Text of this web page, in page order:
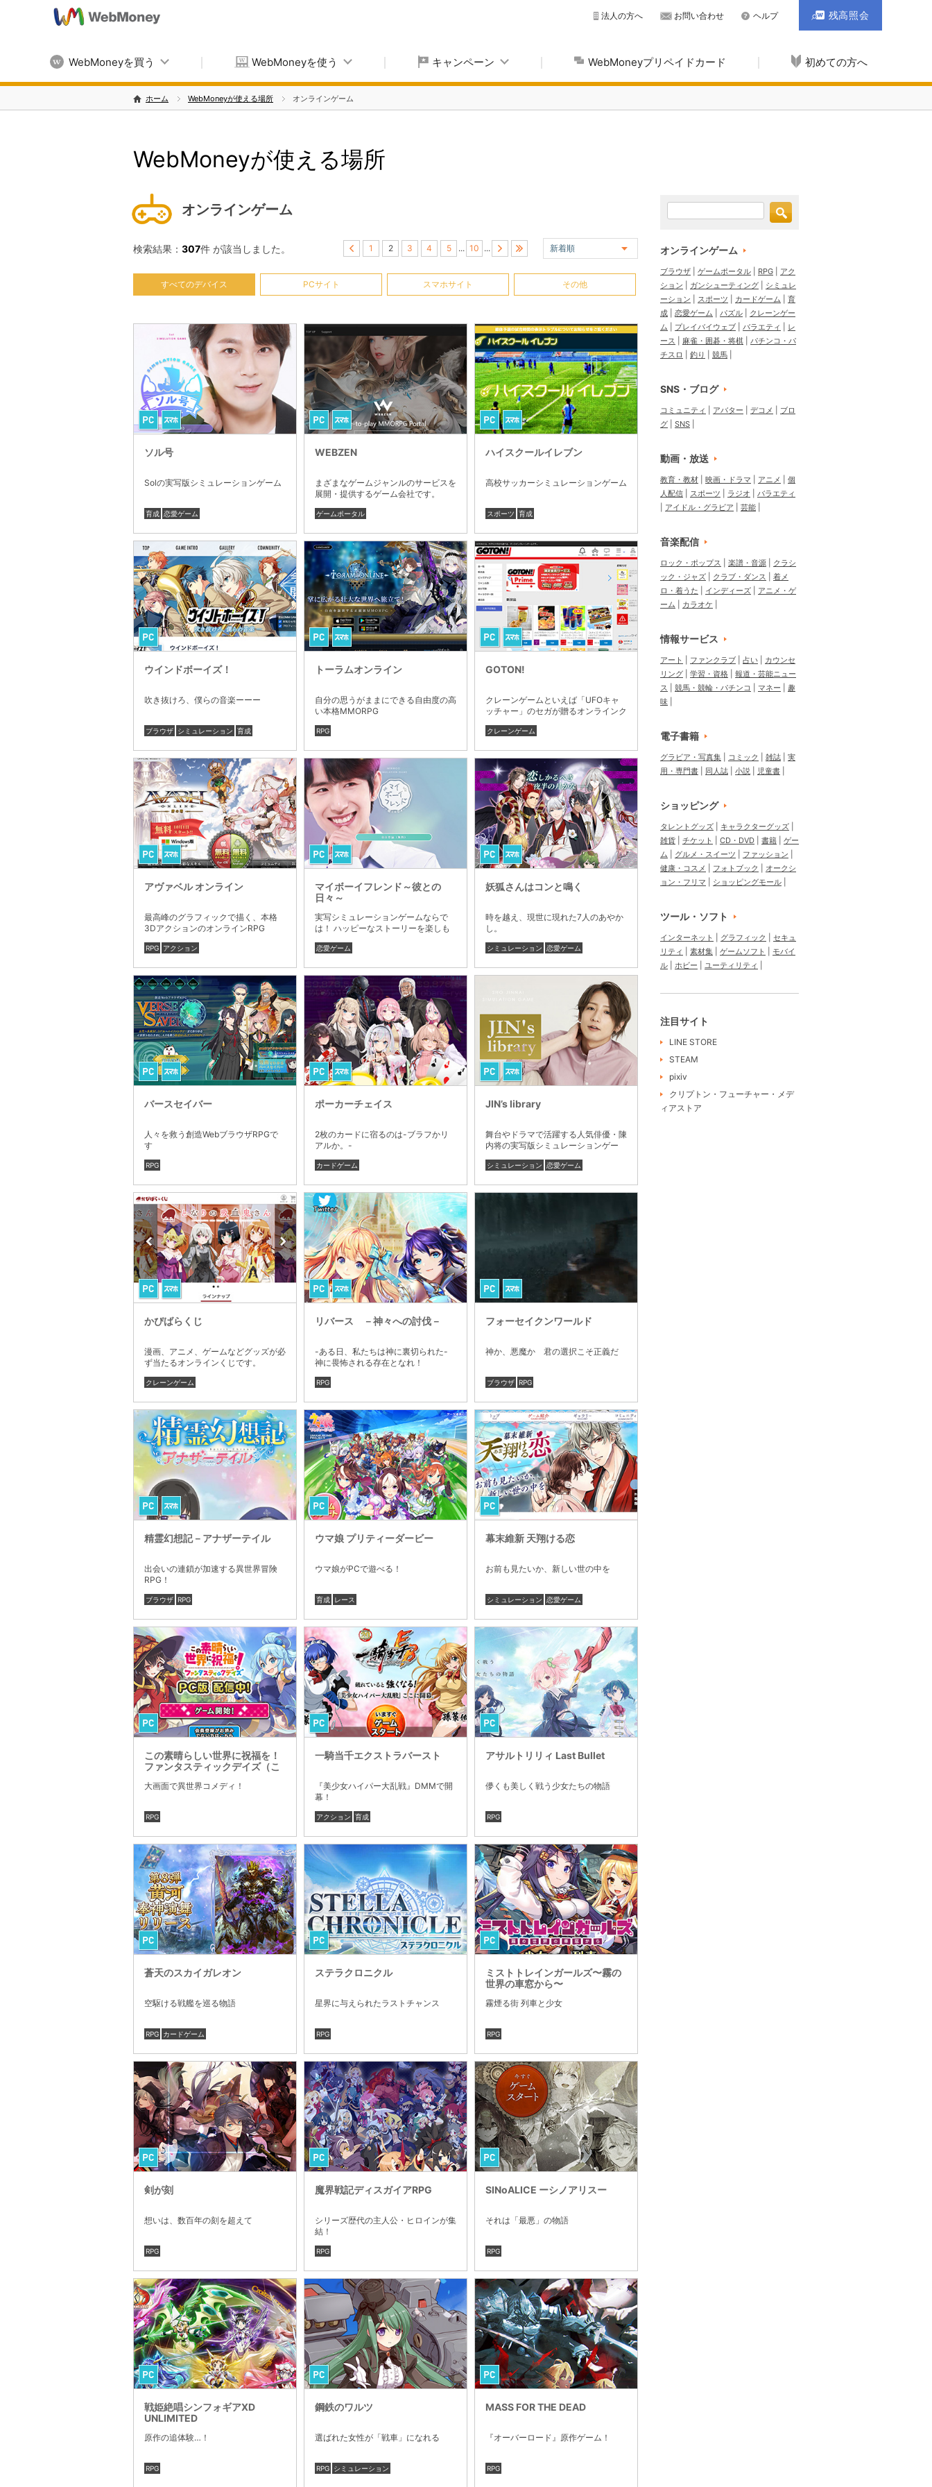
WebMoneyを買う WebMoneyを使う キャンペーン WebMoneyプリペイドカード 初めての方へ
法人の方へ お問い合わせ ヘルプ 残高照会
ホーム WebMoneyが使える場所 オンラインゲーム
WebMoneyが使える場所
オンラインゲーム
検索結果： 307件 が該当しました。 新着順
1 2 3 4 5 ... 10 ...
すべてのデバイス PCサイト スマホサイト その他
ソル号
Solの実写版シミュレーションゲーム
育成 恋愛ゲーム
WEBZEN
まざまなゲームジャンルのサービスを
展開・提供するゲーム会社です。
ゲームポータル
ハイスクールイレブン
高校サッカーシミュレーションゲーム
スポーツ 育成
ウインドボーイズ！
吹き抜けろ、僕らの音楽ーーー
ブラウザ シミュレーション 育成
トーラムオンライン
自分の思うがままにできる自由度の高
い本格MMORPG
RPG
GOTON!
クレーンゲームといえば「UFOキャ
ッチャー」のセガが贈るオンラインク
クレーンゲーム
アヴァベル オンライン
最高峰のグラフィックで描く、本格
3DアクションのオンラインRPG
RPG アクション
マイボーイフレンド～彼との
日々～
実写シミュレーションゲームならで
は！ ハッピーなストーリーを楽しも
恋愛ゲーム
妖狐さんはコンと鳴く
時を越え、現世に現れた7人のあやか
し。
シミュレーション 恋愛ゲーム
バースセイバー
人々を救う創造WebブラウザRPGで
す
RPG
ポーカーチェイス
2枚のカードに宿るのは-ブラフかリ
アルか。-
カードゲーム
JIN’s library
舞台やドラマで活躍する人気俳優・陳
内将の実写版シミュレーションゲー
シミュレーション 恋愛ゲーム
かぴばらくじ
漫画、アニメ、ゲームなどグッズが必
ず当たるオンラインくじです。
クレーンゲーム
リバース －神々への討伐－
-ある日、私たちは神に裏切られた-
神に畏怖される存在となれ！
RPG
フォーセイクンワールド
神か、悪魔か 君の選択こそ正義だ
ブラウザ RPG
精霊幻想記－アナザーテイル
出会いの連鎖が加速する異世界冒険
RPG！
ブラウザ RPG
ウマ娘 プリティーダービー
ウマ娘がPCで遊べる！
育成 レース
幕末維新 天翔ける恋
お前も見たいか、新しい世の中を
シミュレーション 恋愛ゲーム
この素晴らしい世界に祝福を！
ファンタスティックデイズ（こ
大画面で異世界コメディ！
RPG
一騎当千エクストラバースト
『美少女ハイパー大乱戦』DMMで開
幕！
アクション 育成
アサルトリリィ Last Bullet
儚くも美しく戦う少女たちの物語
RPG
蒼天のスカイガレオン
空駆ける戦艦を巡る物語
RPG カードゲーム
ステラクロニクル
星界に与えられたラストチャンス
RPG
ミストトレインガールズ〜霧の
世界の車窓から〜
霧煙る街 列車と少女
RPG
剣が刻
想いは、数百年の刻を超えて
RPG
魔界戦記ディスガイアRPG
シリーズ歴代の主人公・ヒロインが集
結！
RPG
SINoALICE ーシノアリスー
それは「最悪」の物語
RPG
戦姫絶唱シンフォギアXD
UNLIMITED
原作の追体験…！
RPG
鋼鉄のワルツ
選ばれた女性が「戦車」になれる
RPG シミュレーション
MASS FOR THE DEAD
『オーバーロード』原作ゲーム！
RPG
オンラインゲーム
ブラウザ ゲームポータル RPG
アク
ション
ガンシューティング
シミュレ
ーション
スポーツ カードゲーム
育
成
恋愛ゲーム パズル
クレーンゲー
ム
プレイバイウェブ バラエティ
レ
ース
麻雀・囲碁・将棋
パチンコ・パ
チスロ
釣り 競馬
SNS・ブログ
コミュニティ アバター デコメ
ブロ
グ
SNS
動画・放送
教育・教材 映画・ドラマ アニメ
個
人配信
スポーツ ラジオ
バラエティ
アイドル・グラビア
芸能
音楽配信
ロック・ポップス 楽譜・音源
クラシ
ック・ジャズ
クラブ・ダンス
着メ
ロ・着うた
インディーズ
アニメ・ゲ
ーム
カラオケ
情報サービス
アート ファンクラブ 占い
カウンセ
リング
学習・資格
報道・芸能ニュー
ス
競馬・競輪・パチンコ マネー
趣
味
電子書籍
グラビア・写真集 コミック 雑誌
実
用・専門書
同人誌 小説 児童書
ショッピング
タレントグッズ
キャラクターグッズ
雑貨
チケット CD・DVD 書籍
ゲー
ム
グルメ・スイーツ
ファッション
健康・コスメ
フォトブック
オークシ
ョン・フリマ
ショッピングモール
ツール・ソフト
インターネット グラフィック
セキュ
リティ
素材集 ゲームソフト
モバイ
ル
ホビー ユーティリティ
注目サイト
LINE STORE
STEAM
pixiv
クリプトン・フューチャー・メデ
ィアストア